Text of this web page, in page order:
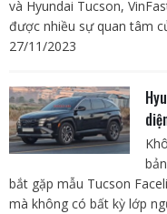
và Hyundai Tucson,
được nhiều sự quan tâm
27/11/2023
bắt gặp mẫu Tucson
mà không có bất kỳ lớp